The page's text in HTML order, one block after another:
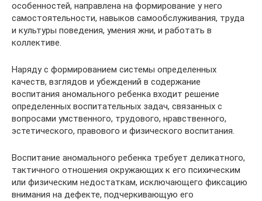
особенностей, направлена на формирование у него
самостоятельности, навыков самообслуживания, труда
и культуры поведения, умения жни, и работать в
коллективе.
Наряду с формированием системы определенных
качеств, взглядов и убеждений в содержание
воспитания аномального ребенка входит решение
определенных воспитательных задач, связанных с
вопросами умственного, трудового, нравственного,
эстетического, правового и физического воспитания.
Воспитание аномального ребенка требует деликатного,
тактичного отношения окружающих к его психическим
или физическим недостаткам, исключающего фиксацию
внимания на дефекте, подчеркивающую его